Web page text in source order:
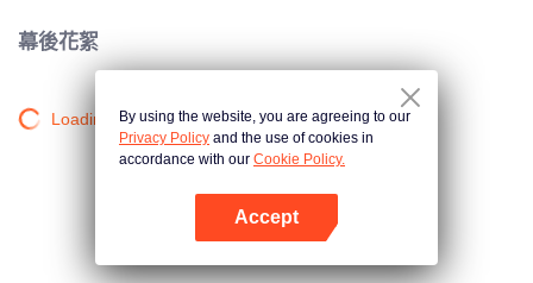
幕後花絮
Loading…By using the website, you are agreeing to our
Privacy Policy and the use of cookies in
accordance with our Cookie Policy.
Accept